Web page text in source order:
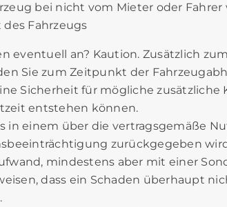
bei nicht vom Mieter oder Fahrer
Fahrzeugs
eventuell an? Kaution. Zusätzlich
Sie zum Zeitpunkt der
Sicherheit für mögliche zusätzliche
entstehen können.
in einem über die vertragsgemäße
zurückgegeben
mindestens aber mit einer
dass ein Schaden überhaupt